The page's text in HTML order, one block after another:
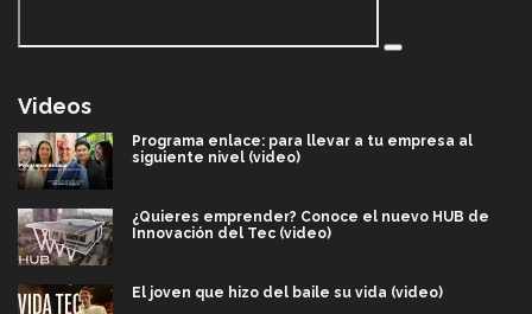
Videos
Programa enlace: para llevar a tu empresa al
siguiente nivel (video)
¿Quieres emprender? Conoce el nuevo HUB de
Innovación del Tec (video)
El joven que hizo del baile su vida (video)